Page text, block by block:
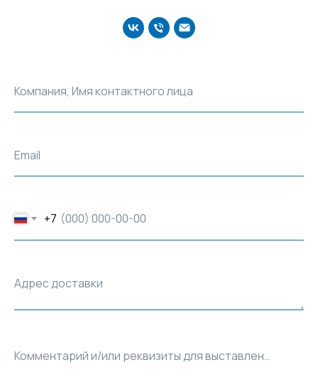
Компания, Имя контактного лица
Email
+7
Адрес доставки
Комментарий и/или реквизиты для выставления счёта